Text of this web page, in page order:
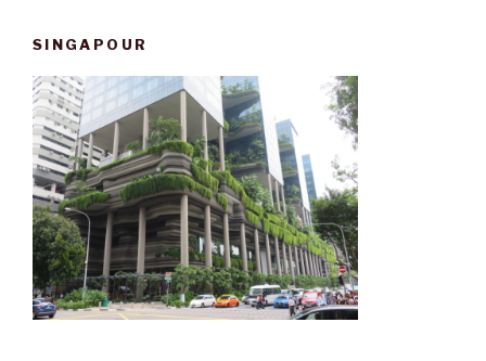
SINGAPOUR